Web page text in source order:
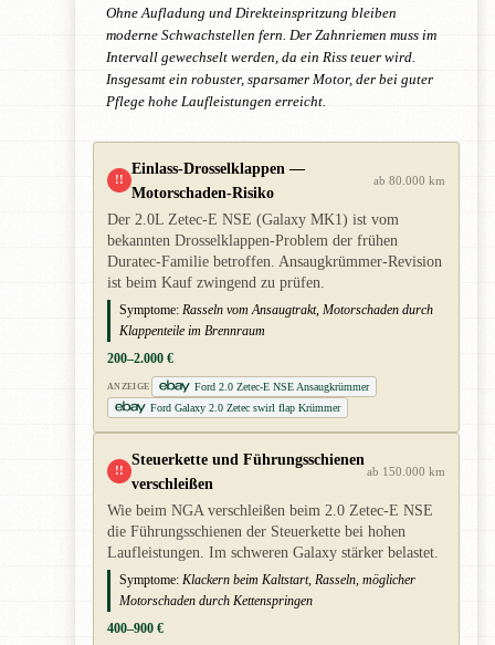
Ohne Aufladung und Direkteinspritzung bleiben
moderne Schwachstellen fern. Der Zahnriemen muss im
Intervall gewechselt werden, da ein Riss teuer wird.
Insgesamt ein robuster, sparsamer Motor, der bei guter
Pflege hohe Laufleistungen erreicht.
!!
Einlass-Drosselklappen —
Motorschaden-Risiko
ab 80.000 km
Der 2.0L Zetec-E NSE (Galaxy MK1) ist vom
bekannten Drosselklappen-Problem der frühen
Duratec-Familie betroffen. Ansaugkrümmer-Revision
ist beim Kauf zwingend zu prüfen.
Symptome: Rasseln vom Ansaugtrakt, Motorschaden durch
Klappenteile im Brennraum
200–2.000 €
ANZEIGE
Ford 2.0 Zetec-E NSE Ansaugkrümmer
Ford Galaxy 2.0 Zetec swirl flap Krümmer
!!
Steuerkette und Führungsschienen
verschleißen
ab 150.000 km
Wie beim NGA verschleißen beim 2.0 Zetec-E NSE
die Führungsschienen der Steuerkette bei hohen
Laufleistungen. Im schweren Galaxy stärker belastet.
Symptome: Klackern beim Kaltstart, Rasseln, möglicher
Motorschaden durch Kettenspringen
400–900 €